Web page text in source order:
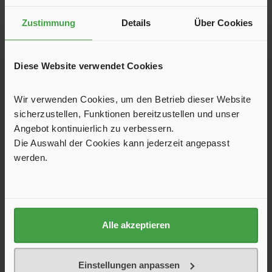
Zustimmung Details Über Cookies
Diese Website verwendet Cookies
Wir verwenden Cookies, um den Betrieb dieser Website
sicherzustellen, Funktionen bereitzustellen und unser
Angebot kontinuierlich zu verbessern.
Die Auswahl der Cookies kann jederzeit angepasst
werden.
Alle akzeptieren
Einstellungen anpassen
Mit CEE-Stecker auf Schuko-Kupplung. Kabel H07RN-F
Verpackung
fertig verpackt
Kunden haben sich ebenfalls angesehen